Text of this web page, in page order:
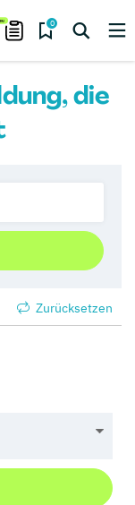
0
die
Zurücksetzen